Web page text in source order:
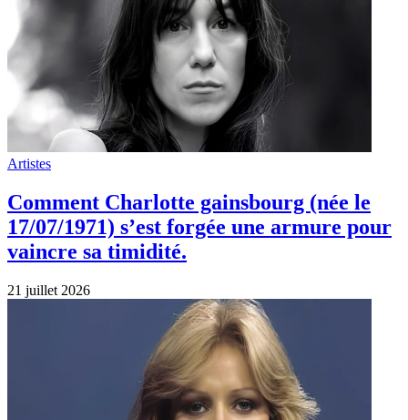
Artistes
Bonnie Tyler : Cet accident des cordes
vocales qui lui a donné sa voix en or !
20 juillet 2026